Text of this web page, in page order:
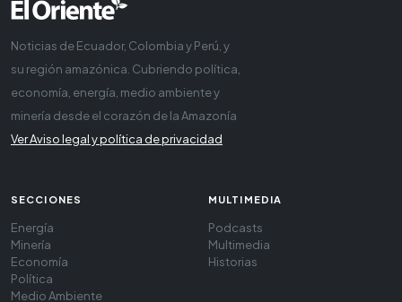
Noticias de Ecuador, Colombia y Perú, y
su región amazónica. Cubriendo política,
economía, energía, medio ambiente y
minería desde el corazón de la Amazonía
Ver Aviso legal y política de privacidad
SECCIONES
Energía
Minería
Economía
Política
Medio Ambiente
MULTIMEDIA
Podcasts
Multimedia
Historias